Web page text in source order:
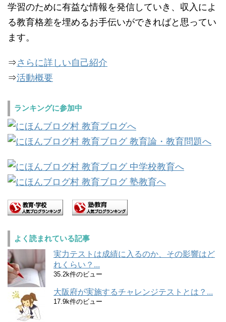
学習のために有益な情報を発信していき、収入によ
る教育格差を埋めるお手伝いができればと思ってい
ます。
⇒さらに詳しい自己紹介
⇒活動概要
ランキングに参加中
よく読まれている記事
実力テストは成績に入るのか、その影響はど
れくらい？...
35.2k件のビュー
大阪府が実施するチャレンジテストとは？...
17.9k件のビュー